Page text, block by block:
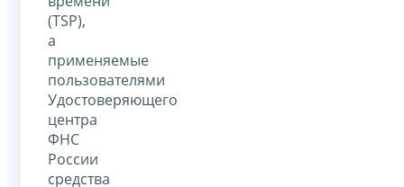
(TSP),
а
применяемые
пользователями
Удостоверяющего
центра
ФНС
России
средства